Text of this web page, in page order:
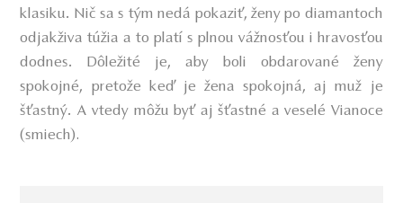
klasiku. Nič sa s tým nedá pokaziť, ženy po diamantoch
odjakživa túžia a to platí s plnou vážnosťou i hravosťou
dodnes. Dôležité je, aby boli obdarované ženy
spokojné, pretože keď je žena spokojná, aj muž je
šťastný. A vtedy môžu byť aj šťastné a veselé Vianoce
(smiech).